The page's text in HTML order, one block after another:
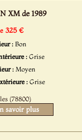
XM de 1989
325 €
:Bon
:Grise
: Moyen
:Grise
(78800)
savoir plus